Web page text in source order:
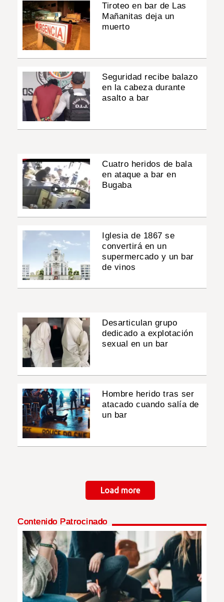
Tiroteo en bar de Las
Mañanitas deja un
muerto
Seguridad recibe balazo
en la cabeza durante
asalto a bar
Cuatro heridos de bala
en ataque a bar en
Bugaba
Iglesia de 1867 se
convertirá en un
supermercado y un bar
de vinos
Desarticulan grupo
dedicado a explotación
sexual en un bar
Hombre herido tras ser
atacado cuando salía de
un bar
Load more
Contenido Patrocinado